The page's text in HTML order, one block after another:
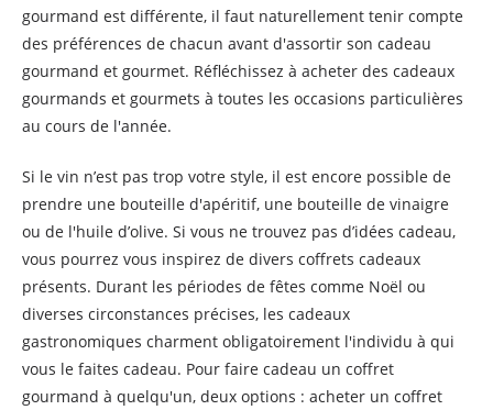
gourmand est différente, il faut naturellement tenir compte
des préférences de chacun avant d'assortir son cadeau
gourmand et gourmet. Réfléchissez à acheter des cadeaux
gourmands et gourmets à toutes les occasions particulières
au cours de l'année.
Si le vin n’est pas trop votre style, il est encore possible de
prendre une bouteille d'apéritif, une bouteille de vinaigre
ou de l'huile d’olive. Si vous ne trouvez pas d’idées cadeau,
vous pourrez vous inspirez de divers coffrets cadeaux
présents. Durant les périodes de fêtes comme Noël ou
diverses circonstances précises, les cadeaux
gastronomiques charment obligatoirement l'individu à qui
vous le faites cadeau. Pour faire cadeau un coffret
gourmand à quelqu'un, deux options : acheter un coffret